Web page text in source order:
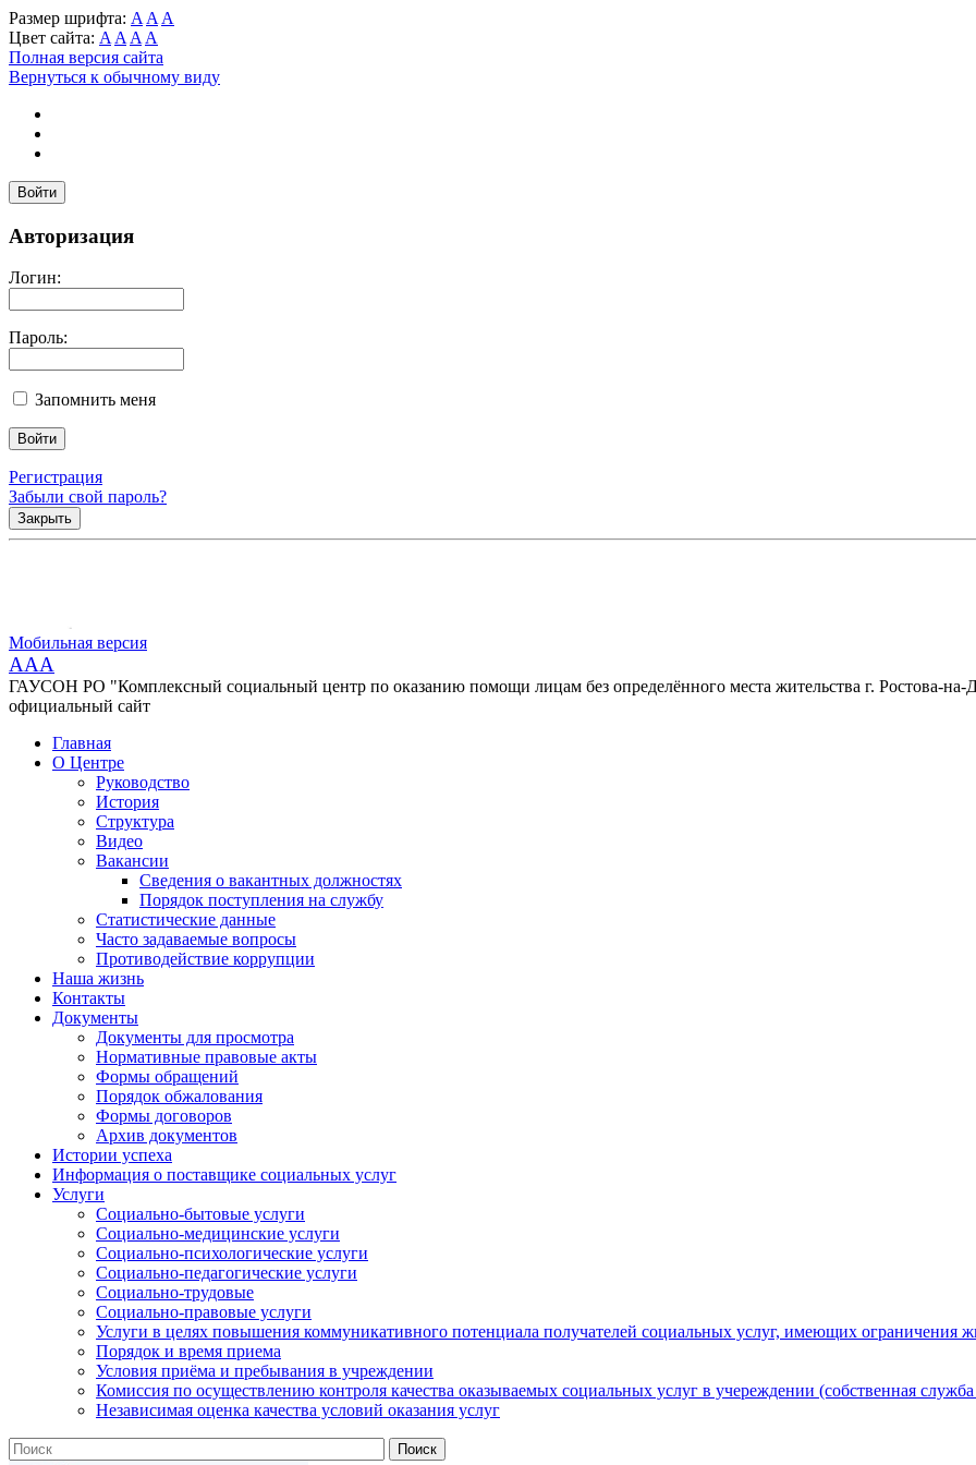
Размер шрифта: A A A
Цвет сайта: A A A A
Полная версия сайта
Вернуться к обычному виду
Войти
Авторизация
Логин:
Пароль:
Запомнить меня
Регистрация
Забыли свой пароль?
Закрыть
Мобильная версия
AAA
ГАУСОН РО "Комплексный социальный центр по оказанию помощи лицам без определённого места жительства г. Ростова-на-
официальный сайт
Главная
О Центре
Руководство
История
Структура
Видео
Вакансии
Сведения о вакантных должностях
Порядок поступления на службу
Статистические данные
Часто задаваемые вопросы
Противодействие коррупции
Наша жизнь
Контакты
Документы
Документы для просмотра
Нормативные правовые акты
Формы обращений
Порядок обжалования
Формы договоров
Архив документов
Истории успеха
Информация о поставщике социальных услуг
Услуги
Социально-бытовые услуги
Социально-медицинские услуги
Социально-психологические услуги
Социально-педагогические услуги
Социально-трудовые
Социально-правовые услуги
Услуги в целях повышения коммуникативного потенциала получателей социальных услуг, имеющих ограничения
Порядок и время приема
Условия приёма и пребывания в учреждении
Комиссия по осуществлению контроля качества оказываемых социальных услуг в учереждении (собственная
Независимая оценка качества условий оказания услуг